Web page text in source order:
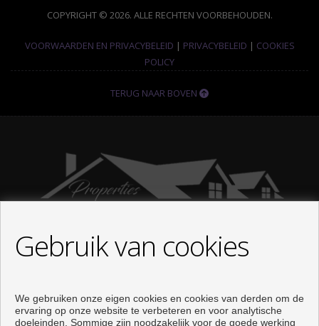
COPYRIGHT © 2026. ALLE RECHTEN VOORBEHOUDEN.
VOORWAARDEN EN PRIVACYBELEID | PRIVACYBELEID | COOKIES
POLICY
TERUG NAAR BOVEN
Avenida Torrequebrada, 41, 12ª 1I
Gebruik van cookies
We gebruiken onze eigen cookies en cookies van derden om de
ervaring op onze website te verbeteren en voor analytische
doeleinden. Sommige zijn noodzakelijk voor de goede werking